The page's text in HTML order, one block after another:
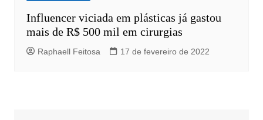
Influencer viciada em plásticas já gastou
mais de R$ 500 mil em cirurgias
Raphaell Feitosa 17 de fevereiro de 2022